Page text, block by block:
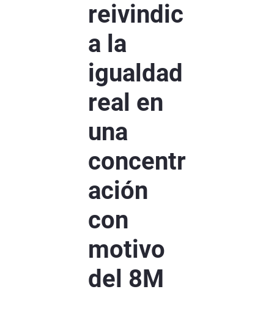
reivindic
a la
igualdad
real en
una
concentr
ación
con
motivo
del 8M